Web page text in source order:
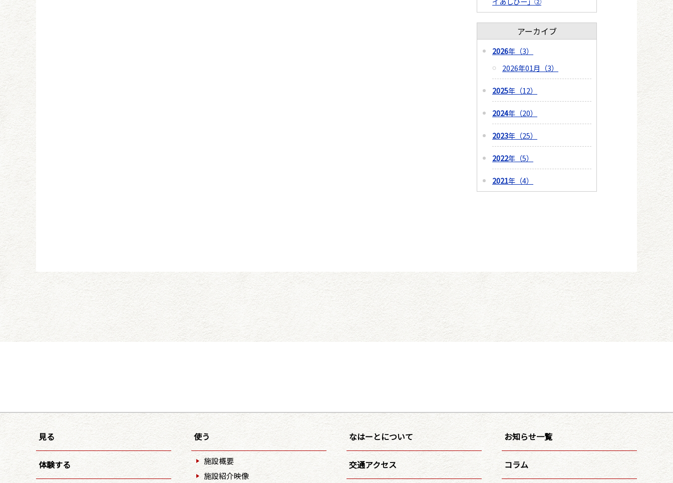
アーカイブ
2026年（3）
2026年01月（3）
2025年（12）
2024年（20）
2023年（25）
2022年（5）
2021年（4）
見る
体験する
使う
施設概要
施設紹介映像
なはーとについて
交通アクセス
お知らせ一覧
コラム